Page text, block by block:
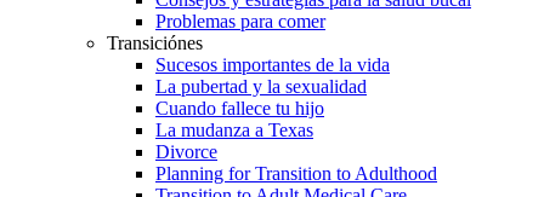
Problemas para comer
Transiciónes
Sucesos importantes de la vida
La pubertad y la sexualidad
Cuando fallece tu hijo
La mudanza a Texas
Divorce
Planning for Transition to Adulthood